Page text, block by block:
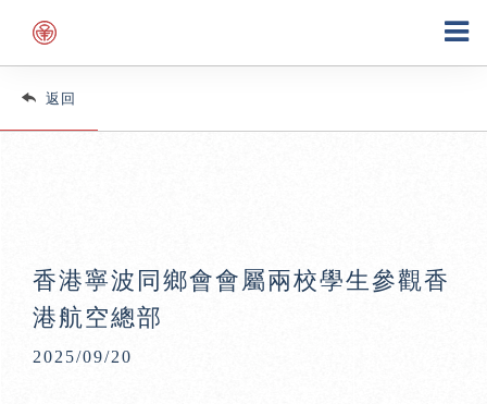
返回
香港寧波同鄉會會屬兩校學生參觀香
港航空總部
2025/09/20